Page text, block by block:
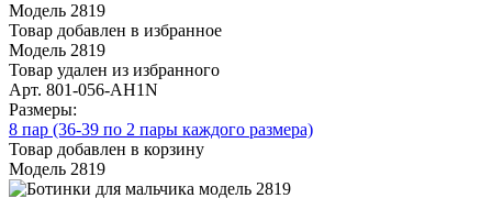
Модель 2819
Товар добавлен в избранное
Модель 2819
Товар удален из избранного
Арт. 801-056-AH1N
Размеры:
8 пар (36-39 по 2 пары каждого размера)
Товар добавлен в корзину
Модель 2819